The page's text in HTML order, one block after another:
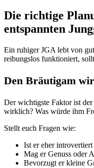
Die richtige
entspannten
Ein ruhiger JGA lebt von
reibungslos funktioniert,
Den Bräutigam
Der wichtigste Faktor ist
wirklich? Was würde ihm
Stellt euch Fragen wie:
Ist er eher
Mag er Genuss oder
Bevorzugt er kleine